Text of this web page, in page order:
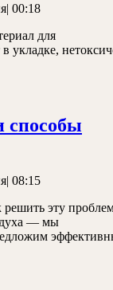
| 00:18
для
укладке,
способы
| 08:15
эту
— мы